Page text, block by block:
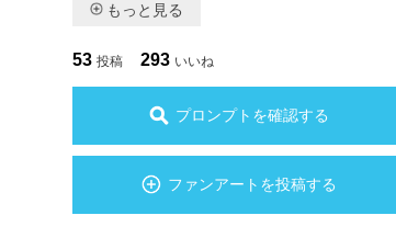
もっと見る
53 投稿 293 いいね
プロンプトを確認する
ファンアートを投稿する